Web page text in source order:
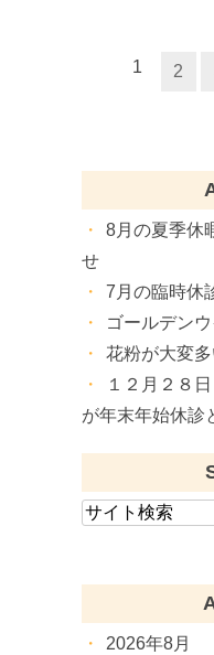
1 2
8月の夏季休
せ
7月の臨時休
ゴールデン
花粉が大変
１２月２８
が年末年始休診
2026年8月